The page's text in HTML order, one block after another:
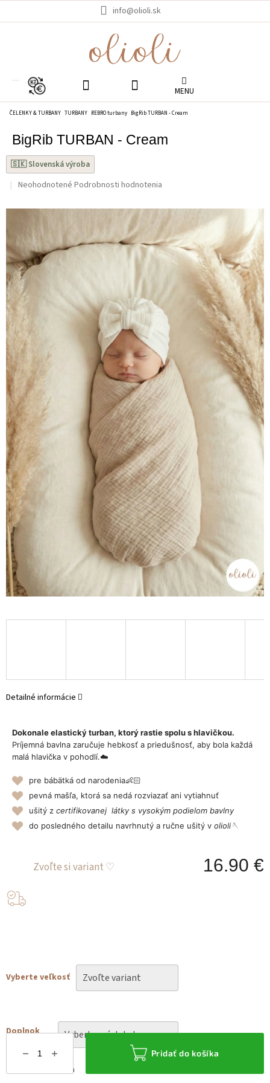
info@olioli.sk
EUR
ČELENKY & TURBANY TURBANY REBRO turbany BigRib TURBAN - Cream
BigRib TURBAN - Cream
🇸🇰 Slovenská výroba
Priemerné
produktu
0.0
z
5
hviezdičiek.
Neohodnotené Podrobnosti hodnotenia
16.90 €
Vyberte veľkosť
Doplnok
Možnosti doručenia
Pridať do košíka
Dokonale elastický turban, ktorý rastie spolu s hlavičkou.
Príjemná bavlna zaručuje hebkosť a priedušnosť, aby bola každá
malá hlavička v pohodlí.☁️
pre bábätká od narodenia👶🏻
pevná mašľa, ktorá sa nedá rozviazať ani vytiahnuť
ušitý z certifikovanej látky s vysokým podielom bavlny
do posledného detailu navrhnutý a ručne ušitý v olioli🪡
Detailné informácie